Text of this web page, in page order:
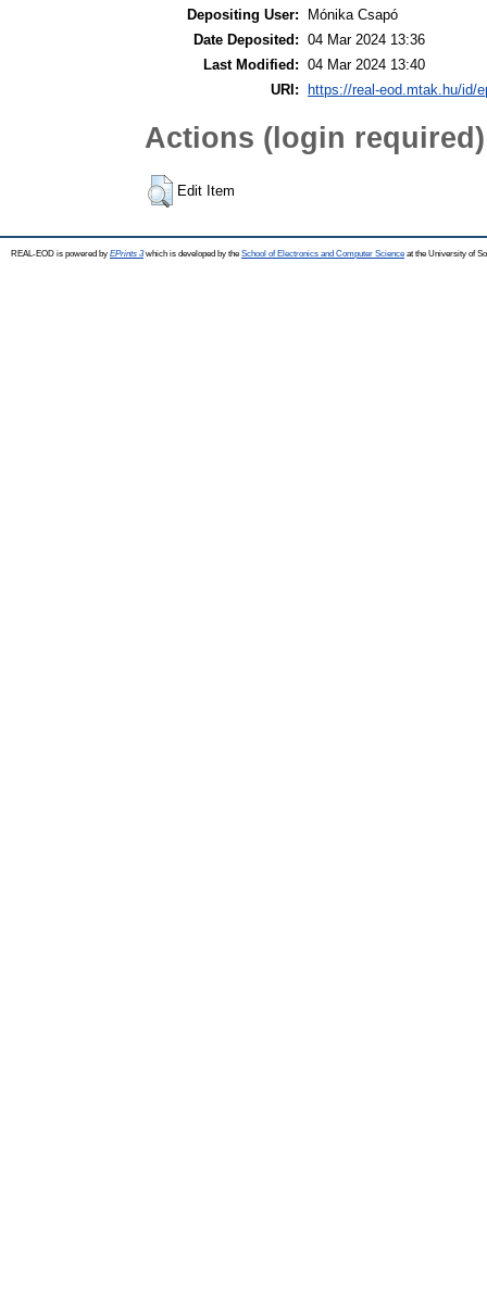
Depositing User:
Mónika Csapó
Date Deposited: 04 Mar 2024 13:36
Last Modified: 04 Mar 2024 13:40
URI:
https://real-eod.mtak.hu/id/
Actions (login required)
Edit Item
REAL-EOD is powered by EPrints 3which is developed by the School of Electronics and Computer Science at the University of